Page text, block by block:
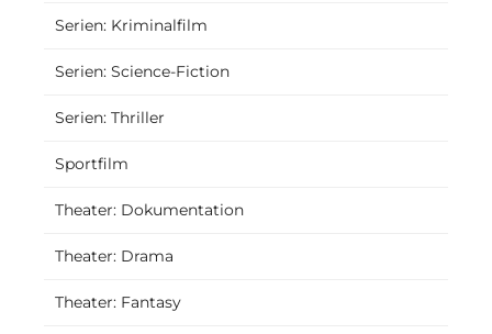
Serien: Kriminalfilm
Serien: Science-Fiction
Serien: Thriller
Sportfilm
Theater: Dokumentation
Theater: Drama
Theater: Fantasy